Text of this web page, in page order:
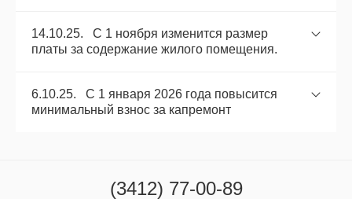
14.10.25. С 1 ноября изменится размер
платы за содержание жилого помещения.
6.10.25. С 1 января 2026 года повысится
минимальный взнос за капремонт
(3412) 77-00-89